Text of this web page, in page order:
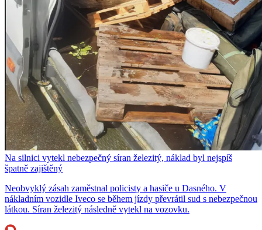
Na silnici vytekl nebezpečný síran železitý, náklad byl nejspíš
špatně zajištěný
Neobvyklý zásah zaměstnal policisty a hasiče u Dasného. V
nákladním vozidle Iveco se během jízdy převrátil sud s nebezpečnou
látkou. Síran železitý následně vytekl na vozovku.